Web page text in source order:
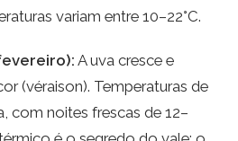
variam entre 10–22°C.
A uva cresce e
(véraison). Temperaturas de
com noites frescas de 12–